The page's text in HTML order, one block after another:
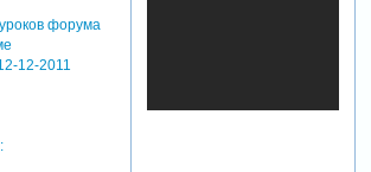
12-2011